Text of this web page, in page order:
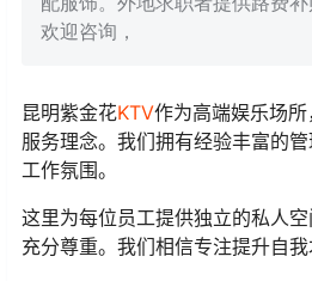
欢迎咨询，
昆明紫金花KTV作为高端娱乐场
服务理念。我们拥有经验丰富的
工作氛围。
这里为每位员工提供独立的私人
充分尊重。我们相信专注提升自我